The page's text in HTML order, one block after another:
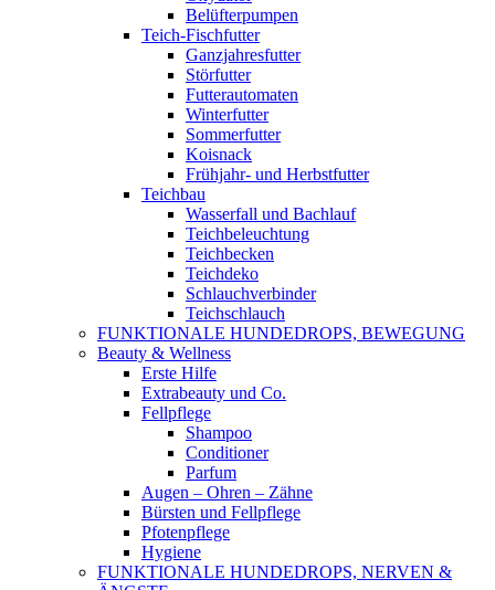
Belüfterpumpen
Teich-Fischfutter
Ganzjahresfutter
Störfutter
Futterautomaten
Winterfutter
Sommerfutter
Koisnack
Frühjahr- und Herbstfutter
Teichbau
Wasserfall und Bachlauf
Teichbeleuchtung
Teichbecken
Teichdeko
Schlauchverbinder
Teichschlauch
FUNKTIONALE HUNDEDROPS, BEWEGUNG
Beauty & Wellness
Erste Hilfe
Extrabeauty und Co.
Fellpflege
Shampoo
Conditioner
Parfum
Augen – Ohren – Zähne
Bürsten und Fellpflege
Pfotenpflege
Hygiene
FUNKTIONALE HUNDEDROPS, NERVEN &